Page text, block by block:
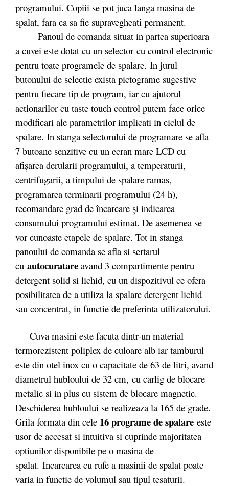
programului. Copiii se pot juca langa masina de
spalat, fara ca sa fie supravegheati permanent.
Panoul de comanda situat in partea superioara
a cuvei este dotat cu un selector cu control electronic
pentru toate programele de spalare. In jurul
butonului de selectie exista pictograme sugestive
pentru fiecare tip de program, iar cu ajutorul
actionarilor cu taste touch control putem face orice
modificari ale parametrilor implicati in ciclul de
spalare. In stanga selectorului de programare se afla
7 butoane senzitive cu un ecran mare LCD cu
afişarea derularii programului, a temperaturii,
centrifugarii, a timpului de spalare ramas,
programarea terminarii programului (24 h),
recomandare grad de încarcare și indicarea
consumului programului estimat. De asemenea se
vor cunoaste etapele de spalare. Tot in stanga
panoului de comanda se afla si sertarul
cu autocuratare avand 3 compartimente pentru
detergent solid si lichid, cu un dispozitivul ce ofera
posibilitatea de a utiliza la spalare detergent lichid
sau concentrat, in functie de preferinta utilizatorului.
Cuva masini este facuta dintr-un material
termorezistent poliplex de culoare alb iar tamburul
este din otel inox cu o capacitate de 63 de litri, avand
diametrul hubloului de 32 cm, cu carlig de blocare
metalic si in plus cu sistem de blocare magnetic.
Deschiderea hubloului se realizeaza la 165 de grade.
Grila formata din cele 16 programe de spalare este
usor de accesat si intuitiva si cuprinde majoritatea
optiunilor disponibile pe o masina de
spalat. Incarcarea cu rufe a masinii de spalat poate
varia in functie de volumul sau tipul tesaturii.